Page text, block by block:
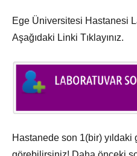
Ege Üniversitesi Hastanesi
Aşağıdaki Linki Tıklayınız.
Hastanede son 1(bir) yıldaki